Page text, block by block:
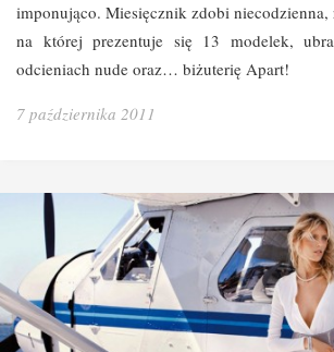
imponująco. Miesięcznik zdobi niecodzienna,
na której prezentuje się 13 modelek,
odcieniach nude oraz… biżuterię Apart!
7 października 2011